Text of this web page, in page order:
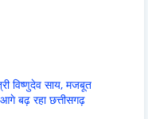
विष्णुदेव साय, मजबूत
बढ़ रहा छत्तीसगढ़